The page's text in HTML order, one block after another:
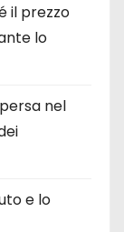
il prezzo
lo
nel
e lo